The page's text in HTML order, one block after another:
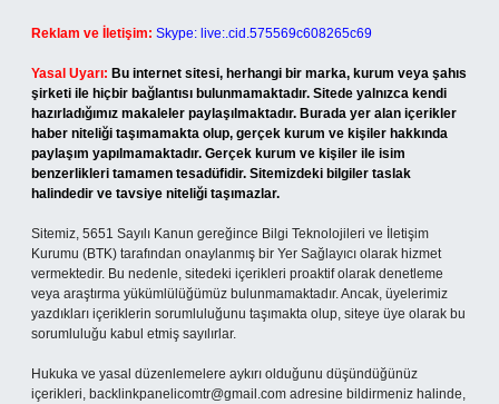
Reklam ve İletişim: Skype: live:.cid.575569c608265c69
Yasal Uyarı: Bu internet sitesi, herhangi bir marka, kurum veya şahıs
şirketi ile hiçbir bağlantısı bulunmamaktadır. Sitede yalnızca kendi
hazırladığımız makaleler paylaşılmaktadır. Burada yer alan içerikler
haber niteliği taşımamakta olup, gerçek kurum ve kişiler hakkında
paylaşım yapılmamaktadır. Gerçek kurum ve kişiler ile isim
benzerlikleri tamamen tesadüfidir. Sitemizdeki bilgiler taslak
halindedir ve tavsiye niteliği taşımazlar.
Sitemiz, 5651 Sayılı Kanun gereğince Bilgi Teknolojileri ve İletişim
Kurumu (BTK) tarafından onaylanmış bir Yer Sağlayıcı olarak hizmet
vermektedir. Bu nedenle, sitedeki içerikleri proaktif olarak denetleme
veya araştırma yükümlülüğümüz bulunmamaktadır. Ancak, üyelerimiz
yazdıkları içeriklerin sorumluluğunu taşımakta olup, siteye üye olarak bu
sorumluluğu kabul etmiş sayılırlar.
Hukuka ve yasal düzenlemelere aykırı olduğunu düşündüğünüz
içerikleri, backlinkpanelicomtr@gmail.com adresine bildirmeniz halinde,